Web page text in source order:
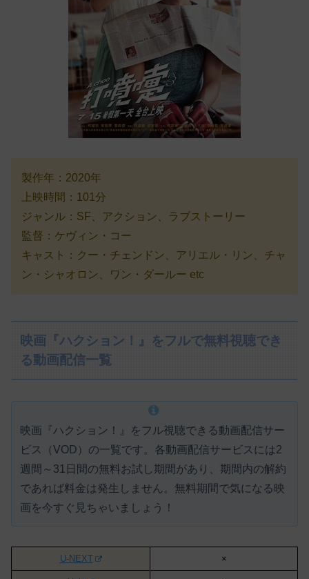
製作年：2020年
上映時間：101分
ジャンル：SF、アクション、ラブストーリー
監督：ケヴィン・コー
キャスト：クー・チェンドン、アリエル・リン、チャ
ン・シャオロン、ワン・ダールー etc
映画『ハクション！』をフルで無料視聴でき
る動画配信一覧
映画『ハクション！』をフル視聴できる動画配信サー
ビス（VOD）の一覧です。各動画配信サービスには2
週間～31日間の無料お試し期間があり、期間内の解約
であれば料金は発生しません。 無料期間で気になる映
画を今すぐ見ちゃいましょう！
U-NEXT ×